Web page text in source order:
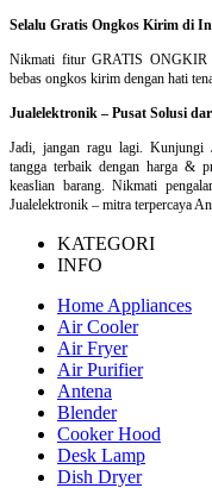
Selalu Gratis Ongkos Kirim di
Nikmati fitur GRATIS ONGKIR
bebas ongkos kirim dengan hati
Jualelektronik – Pusat Solusi
Jadi, jangan ragu lagi. Kunjungi
tangga terbaik dengan harga &
keaslian barang. Nikmati
Jualelektronik – mitra terpercaya
KATEGORI
INFO
Home Appliances
Air Cooler
Air Fryer
Air Purifier
Antena
Blender
Cooker Hood
Desk Lamp
Dish Dryer